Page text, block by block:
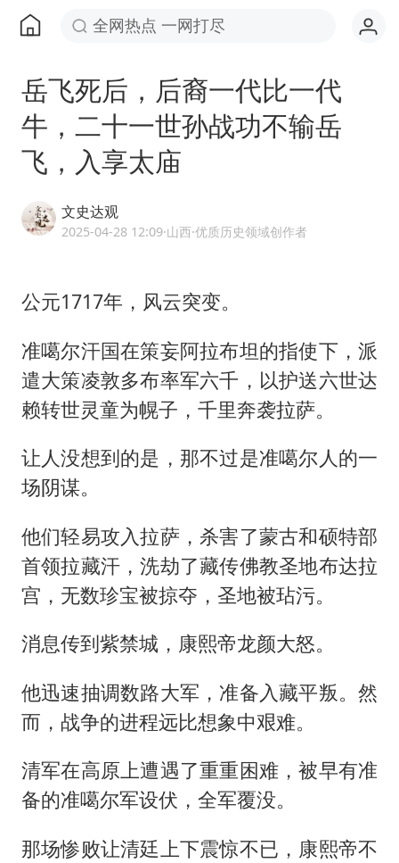
全网热点 一网打尽
岳飞死后，后裔一代比一代
牛，二十一世孙战功不输岳
飞，入享太庙
文史达观
2025-04-28 12:09·山西·优质历史领域创作者
公元1717年，风云突变。
准噶尔汗国在策妄阿拉布坦的指使下，派
遣大策凌敦多布率军六千，以护送六世达
赖转世灵童为幌子，千里奔袭拉萨。
让人没想到的是，那不过是准噶尔人的一
场阴谋。
他们轻易攻入拉萨，杀害了蒙古和硕特部
首领拉藏汗，洗劫了藏传佛教圣地布达拉
宫，无数珍宝被掠夺，圣地被玷污。
消息传到紫禁城，康熙帝龙颜大怒。
他迅速抽调数路大军，准备入藏平叛。然
而，战争的进程远比想象中艰难。
清军在高原上遭遇了重重困难，被早有准
备的准噶尔军设伏，全军覆没。
那场惨败让清廷上下震惊不已，康熙帝不